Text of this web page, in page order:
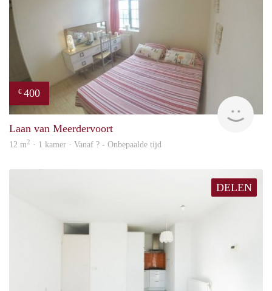
€ 400
Laan van Meerdervoort
12 m2 · 1 kamer · Vanaf ? - Onbepaalde tijd
DELEN